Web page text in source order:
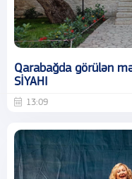
Qarabağda görülən
SİYAHI
13:09